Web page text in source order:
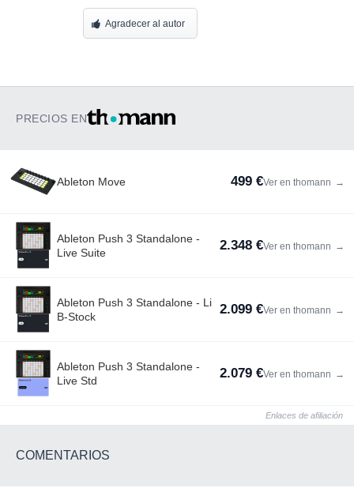
Agradecer al autor
PRECIOS EN
Ableton Move 499 €Ver en thomann →
Ableton Push 3 Standalone -
Live Suite
2.348 €Ver en thomann →
Ableton Push 3 Standalone - Li
B-Stock
2.099 €Ver en thomann →
Ableton Push 3 Standalone -
Live Std
2.079 €Ver en thomann →
Enlaces de afiliación
COMENTARIOS